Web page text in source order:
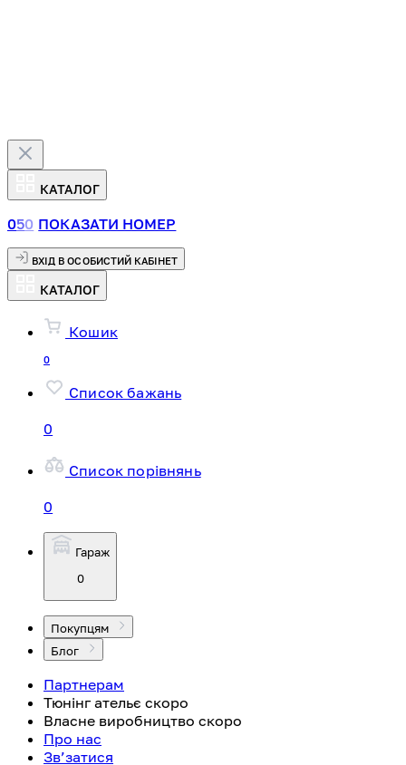
КАТАЛОГ
050 ПОКАЗАТИ НОМЕР
ВХІД В ОСОБИСТИЙ КАБІНЕТ
КАТАЛОГ
Кошик
0
Список бажань
0
Список порівнянь
0
Гараж
0
Покупцям
Блог
Партнерам
Тюнінг ательє скоро
Власне виробництво скоро
Про нас
Зв’затися